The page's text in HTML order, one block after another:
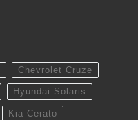
Chevrolet Cruze
Hyundai Solaris
Kia Cerato